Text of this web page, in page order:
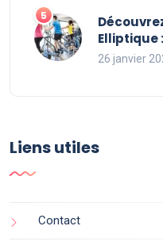
Elliptique
26 janvier
Liens utiles
Contact